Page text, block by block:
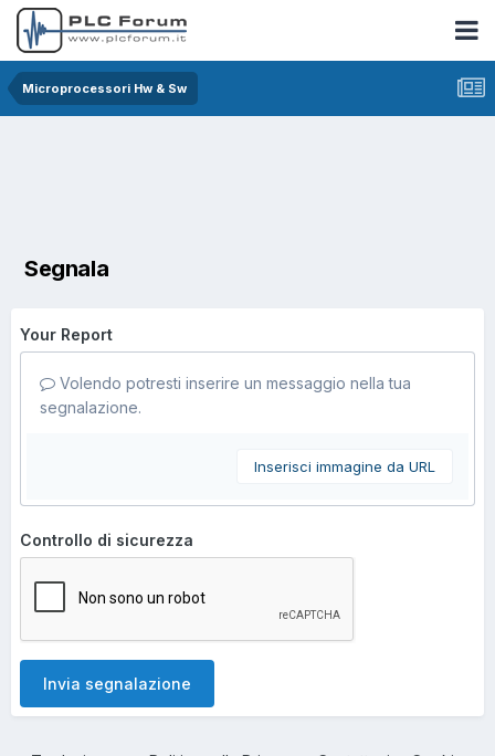
Microprocessori Hw & Sw
Segnala
Your Report
Volendo potresti inserire un messaggio nella tua
segnalazione.
Inserisci immagine da URL
Controllo di sicurezza
Invia segnalazione